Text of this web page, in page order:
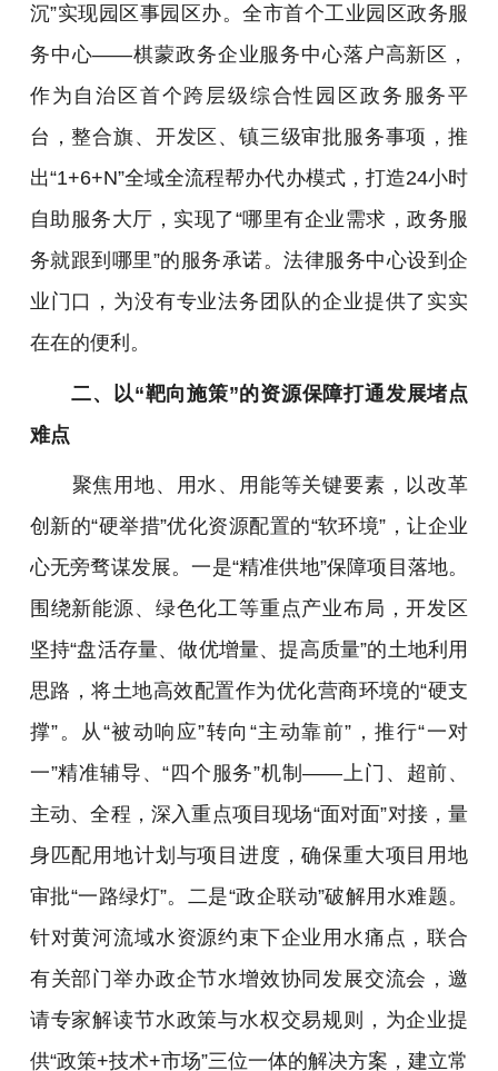
沉”实现园区事园区办。全市首个工业园区政务服
务中心——棋蒙政务企业服务中心落户高新区，
作为自治区首个跨层级综合性园区政务服务平
台，整合旗、开发区、镇三级审批服务事项，推
出“1+6+N”全域全流程帮办代办模式，打造24小时
自助服务大厅，实现了“哪里有企业需求，政务服
务就跟到哪里”的服务承诺。法律服务中心设到企
业门口，为没有专业法务团队的企业提供了实实
在在的便利。
二、以“靶向施策”的资源保障打通发展堵点
难点
聚焦用地、用水、用能等关键要素，以改革
创新的“硬举措”优化资源配置的“软环境”，让企业
心无旁骛谋发展。一是“精准供地”保障项目落地。
围绕新能源、绿色化工等重点产业布局，开发区
坚持“盘活存量、做优增量、提高质量”的土地利用
思路，将土地高效配置作为优化营商环境的“硬支
撑”。从“被动响应”转向“主动靠前”，推行“一对
一”精准辅导、“四个服务”机制——上门、超前、
主动、全程，深入重点项目现场“面对面”对接，量
身匹配用地计划与项目进度，确保重大项目用地
审批“一路绿灯”。二是“政企联动”破解用水难题。
针对黄河流域水资源约束下企业用水痛点，联合
有关部门举办政企节水增效协同发展交流会，邀
请专家解读节水政策与水权交易规则，为企业提
供“政策+技术+市场”三位一体的解决方案，建立常